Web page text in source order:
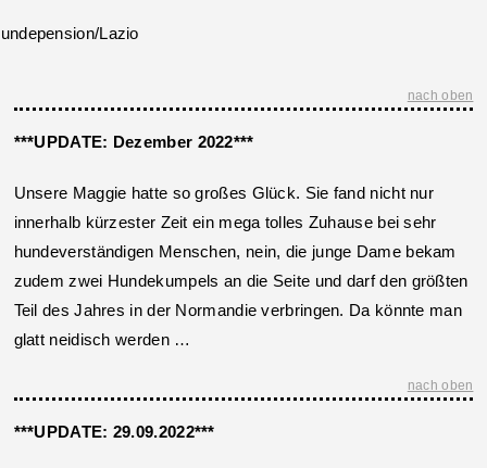
Lazio
nach oben
***UPDATE: Dezember 2022***
Unsere Maggie hatte so großes Glück. Sie fand nicht nur
innerhalb kürzester Zeit ein mega tolles Zuhause bei sehr
hundeverständigen Menschen, nein, die junge Dame bekam
zudem zwei Hundekumpels an die Seite und darf den größten
Teil des Jahres in der Normandie verbringen. Da könnte man
glatt neidisch werden …
nach oben
***UPDATE: 29.09.2022***